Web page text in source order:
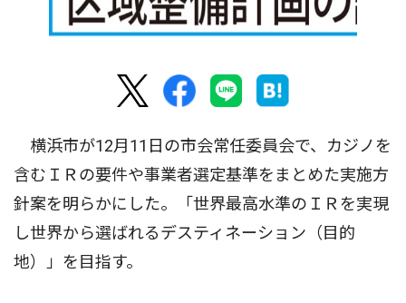
横浜市が12月11日の市会常任委員会で、カジノを
含むＩＲの要件や事業者選定基準をまとめた実施方
針案を明らかにした。「世界最高水準のＩＲを実現
し世界から選ばれるデスティネーション（目的
地）」を目指す。